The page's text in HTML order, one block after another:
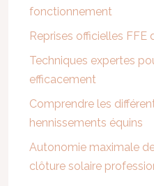
fonctionnement
Reprises officielles FFE
Techniques expertes
efficacement
Comprendre les
hennissements équins
Autonomie maximale
clôture solaire